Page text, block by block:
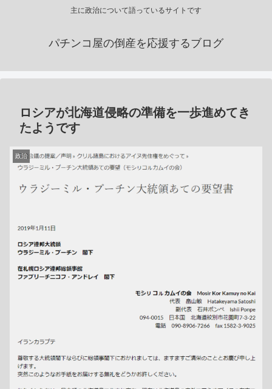
主に政治について語っているサイトです
パチンコ屋の倒産を応援するブログ
ロシアが北海道侵略の準備を一歩進めてき
たようです
政治